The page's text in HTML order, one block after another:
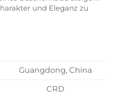
und Eleganz zu
Guangdong, China
CRD